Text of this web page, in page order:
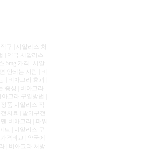
구 | 시알리스 처
| 약국 시알리스
5mg 가격 | 시알
안되는 사람 | 비
| 비아그라 효과 |
증상 | 비아그라
그라 구입방법 |
품 시알리스 직
치료 | 발기부전
비아그라 | 파워
트 | 시알리스 구
격비교 | 약국에
| 비아그라 처방